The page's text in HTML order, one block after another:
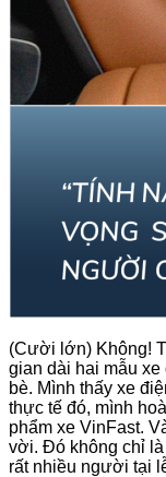
(Cười lớn) Không!
gian dài hai mẫu
bè. Mình thấy xe
thực tế đó, mình
phẩm xe VinFast.
vời. Đó không chỉ là
rất nhiều người tại